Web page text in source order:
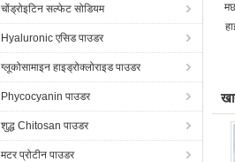
चोंड्रोइटिन सल्फेट सोडियम
Hyaluronic एसिड पाउडर
ग्लूकोसामाइन हाइड्रोक्लोराइड पाउडर
Phycocyanin पाउडर
शुद्ध Chitosan पाउडर
मटर प्रोटीन पाउडर